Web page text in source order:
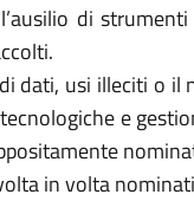
di
dati, usi illeciti o il
e
in volta